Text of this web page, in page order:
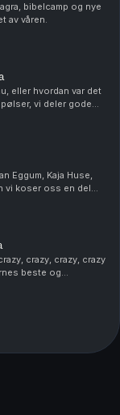
bibelcamp og nye
av våren.
eller hvordan var det
vi deler gode
vår. Det er fint.
Eggum, Kaja Huse,
vi koser oss en del
som gikk.
crazy, crazy, crazy
beste og